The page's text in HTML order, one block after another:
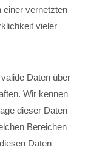
einer vernetzten
vieler
Daten über
Wir kennen
dieser Daten
Bereichen
Daten